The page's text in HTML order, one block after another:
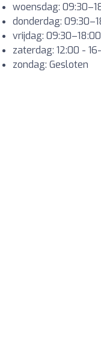
woensdag:
donderdag:
vrijdag: 09:30–18:00
zaterdag: 12:00 -
zondag: Gesloten